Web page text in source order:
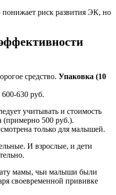
риск развития ЭК, но
средство. Упаковка (10
600-630 руб.
учитывать и стоимость
(примерно 500 руб.).
только для малышей.
И взрослые, и дети
мамы, чьи малыши были
своевременной прививке